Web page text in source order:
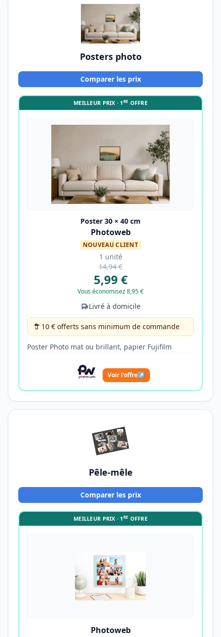
Posters photo
Comparer les prix
MEILLEUR PRIX · 1RE OFFRE
Poster 30 × 40 cm
Photoweb
NOUVEAU CLIENT
1 unité
14,94 €
5,99 €
Vous économisez 8,95 €
Livré à domicile
10 € offerts sans minimum de commande
Poster Photo mat ou brillant, papier Fujifilm
Voir l'offre↗
Pêle-mêle
Comparer les prix
MEILLEUR PRIX · 1RE OFFRE
Photoweb